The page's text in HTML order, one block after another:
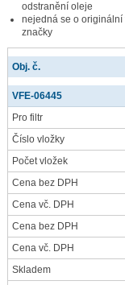
odstranění oleje
nejedná se o originální
značky
Obj. č.
VFE-06445
Pro filtr
Číslo vložky
Počet vložek
Cena bez DPH
Cena vč. DPH
Cena bez DPH
Cena vč. DPH
Skladem